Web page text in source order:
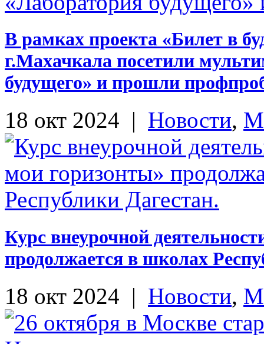
В рамках проекта «Билет в
г.Махачкала посетили
будущего» и прошли
18 окт 2024 | Новости,
Курс внеурочной
продолжается в школах
18 окт 2024 | Новости,